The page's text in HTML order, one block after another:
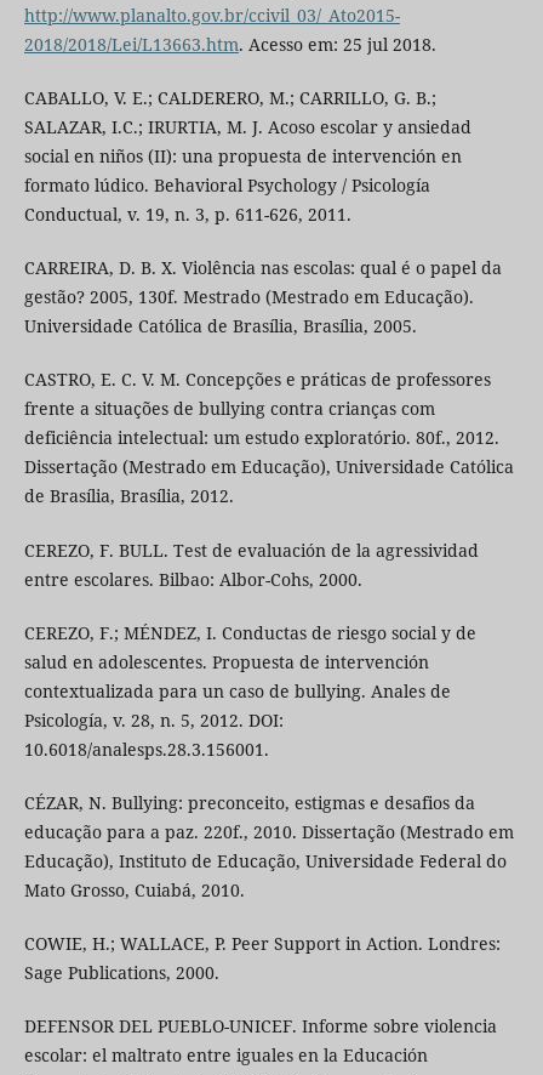
http://www.planalto.gov.br/ccivil_03/_Ato2015-
2018/2018/Lei/L13663.htm. Acesso em: 25 jul 2018.
CABALLO, V. E.; CALDERERO, M.; CARRILLO, G. B.;
SALAZAR, I.C.; IRURTIA, M. J. Acoso escolar y ansiedad
social en niños (II): una propuesta de intervención en
formato lúdico. Behavioral Psychology / Psicología
Conductual, v. 19, n. 3, p. 611-626, 2011.
CARREIRA, D. B. X. Violência nas escolas: qual é o papel da
gestão? 2005, 130f. Mestrado (Mestrado em Educação).
Universidade Católica de Brasília, Brasília, 2005.
CASTRO, E. C. V. M. Concepções e práticas de professores
frente a situações de bullying contra crianças com
deficiência intelectual: um estudo exploratório. 80f., 2012.
Dissertação (Mestrado em Educação), Universidade Católica
de Brasília, Brasília, 2012.
CEREZO, F. BULL. Test de evaluación de la agressividad
entre escolares. Bilbao: Albor-Cohs, 2000.
CEREZO, F.; MÉNDEZ, I. Conductas de riesgo social y de
salud en adolescentes. Propuesta de intervención
contextualizada para un caso de bullying. Anales de
Psicología, v. 28, n. 5, 2012. DOI:
10.6018/analesps.28.3.156001.
CÉZAR, N. Bullying: preconceito, estigmas e desafios da
educação para a paz. 220f., 2010. Dissertação (Mestrado em
Educação), Instituto de Educação, Universidade Federal do
Mato Grosso, Cuiabá, 2010.
COWIE, H.; WALLACE, P. Peer Support in Action. Londres:
Sage Publications, 2000.
DEFENSOR DEL PUEBLO-UNICEF. Informe sobre violencia
escolar: el maltrato entre iguales en la Educación